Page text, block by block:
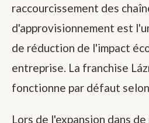
raccourcissement des
d'approvisionnement est
de réduction de l'impact
entreprise. La franchise
fonctionne par défaut
Lors de l'expansion dans